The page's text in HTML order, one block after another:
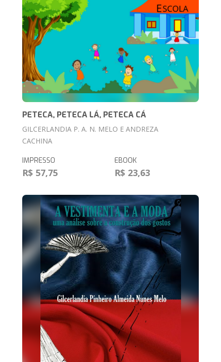
PETECA, PETECA LÁ, PETECA CÁ
GILCERLANDIA P. A. N. MELO E ANDREZA
CACHINA
IMPRESSO
R$ 57,75
EBOOK
R$ 23,63